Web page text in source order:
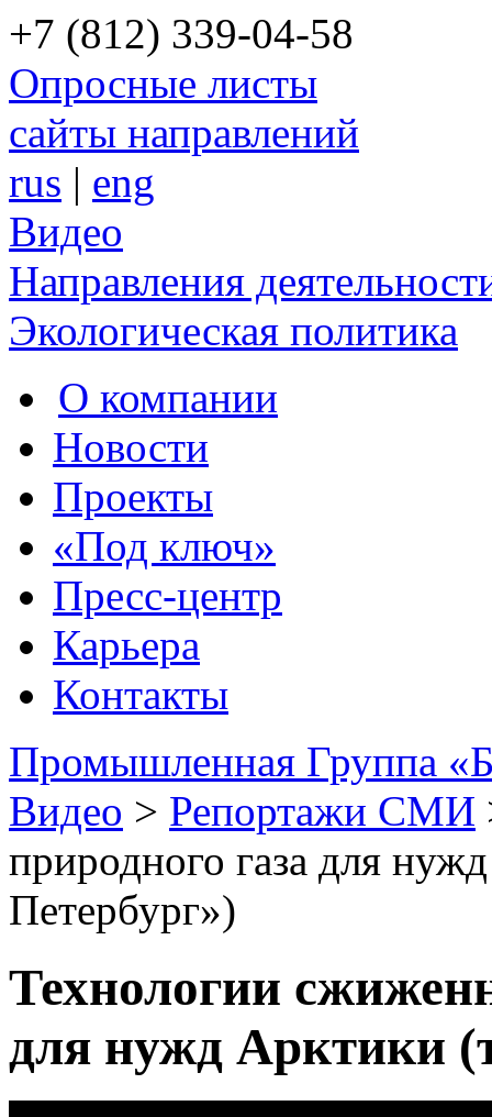
+7 (812) 339-04-58
Опросные листы
сайты направлений
rus | eng
Видео
Направления
Экологическая политика
О компании
Новости
Проекты
«Под ключ»
Пресс-центр
Карьера
Контакты
Промышленная Группа
Видео > Репортажи СМИ
природного газа для
Петербург»)
Технологии
для нужд Арктики